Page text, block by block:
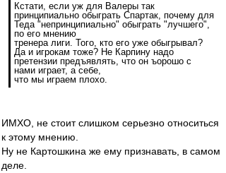
Кстати, если уж для Валеры так
принципиально обыграть Спартак, почему для
Теда "непринципиально" обыграть "лучшего",
по его мнению
тренера лиги. Того, кто его уже обыгрывал?
Да и игрокам тоже? Не Карпину надо
претензии предъявлять, что он ъорошо с
нами играет, а себе,
что мы играем плохо.
ИМХО, не стоит слишком серьезно относиться
к этому мнению.
Ну не Картошкина же ему признавать, в самом
деле.